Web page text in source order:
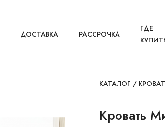
ДОСТАВКА РАССРОЧКА
ГДЕ
КАТАЛОГ /
Кровать